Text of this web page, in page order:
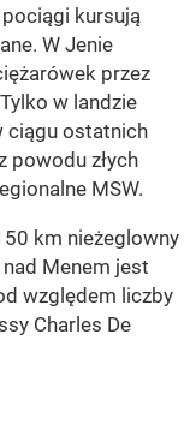
kursują
W Jenie
przez
w landzie
ciągu ostatnich
powodu złych
MSW.
km nieżeglowny
Menem jest
względem liczby
Charles De